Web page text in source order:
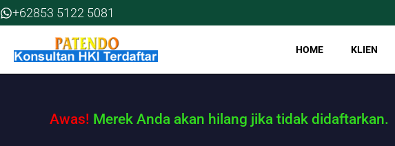
Skip
to
+62853 5122 5081
HOME KLIEN
Awas! Merek Anda akan hilang jika tidak didaftarkan.